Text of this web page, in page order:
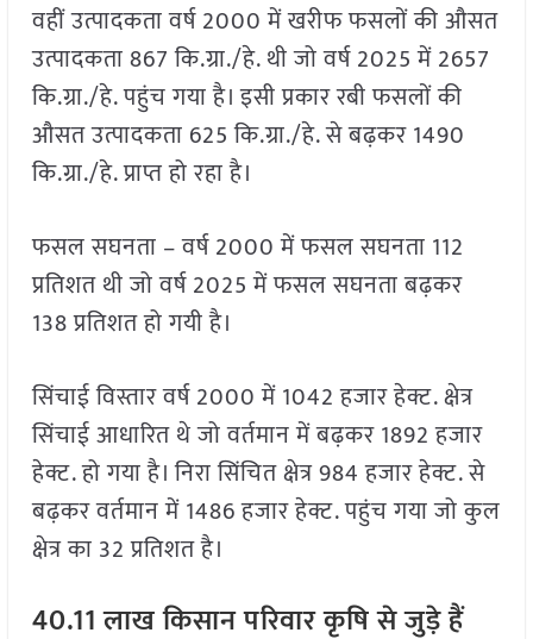
वहीं उत्पादकता वर्ष 2000 में खरीफ फसलों की औसत
उत्पादकता 867 कि.ग्रा./हे. थी जो वर्ष 2025 में 2657
कि.ग्रा./हे. पहुंच गया है। इसी प्रकार रबी फसलों की
औसत उत्पादकता 625 कि.ग्रा./हे. से बढ़कर 1490
कि.ग्रा./हे. प्राप्त हो रहा है।
फसल सघनता – वर्ष 2000 में फसल सघनता 112
प्रतिशत थी जो वर्ष 2025 में फसल सघनता बढ़कर
138 प्रतिशत हो गयी है।
सिंचाई विस्तार वर्ष 2000 में 1042 हजार हेक्ट. क्षेत्र
सिंचाई आधारित थे जो वर्तमान में बढ़कर 1892 हजार
हेक्ट. हो गया है। निरा सिंचित क्षेत्र 984 हजार हेक्ट. से
बढ़कर वर्तमान में 1486 हजार हेक्ट. पहुंच गया जो कुल
क्षेत्र का 32 प्रतिशत है।
40.11 लाख किसान परिवार कृषि से जुड़े हैं